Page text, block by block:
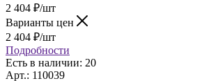
2 404 ₽/шт
Варианты цен
2 404 ₽/шт
Подробности
Есть в наличии: 20
Арт.: 110039